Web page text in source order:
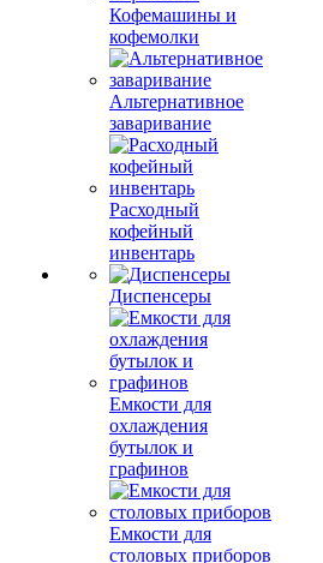
Кофемашины и
кофемолки
Альтернативное
заваривание
Расходный
кофейный
инвентарь
Диспенсеры
Емкости для
охлаждения
бутылок и
графинов
Емкости для
столовых приборов